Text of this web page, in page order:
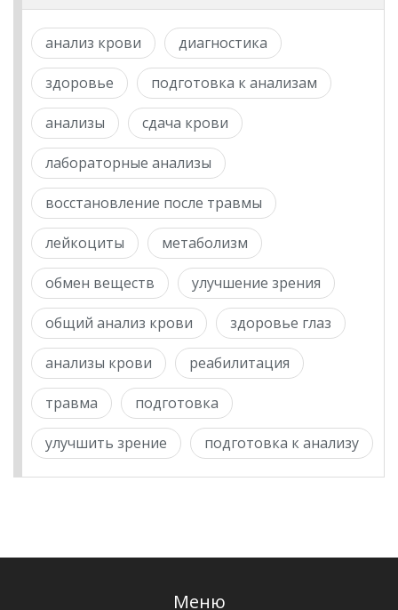
анализ крови диагностика
здоровье подготовка к анализам
анализы сдача крови
лабораторные анализы
восстановление после травмы
лейкоциты метаболизм
обмен веществ улучшение зрения
общий анализ крови здоровье глаз
анализы крови реабилитация
травма подготовка
улучшить зрение подготовка к анализу
Меню